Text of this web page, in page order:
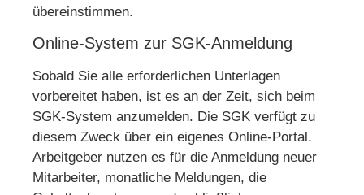
übereinstimmen.
Online-System zur SGK-Anmeldung
Sobald Sie alle erforderlichen Unterlagen
vorbereitet haben, ist es an der Zeit, sich beim
SGK-System anzumelden. Die SGK verfügt zu
diesem Zweck über ein eigenes Online-Portal.
Arbeitgeber nutzen es für die Anmeldung neuer
Mitarbeiter, monatliche Meldungen, die